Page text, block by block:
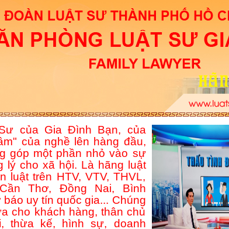
của Gia Đình Bạn, của
của nghề lên hàng đầu,
góp một phần nhỏ vào sự
lý cho xã hội. Là hãng luật
luật trên HTV, VTV, THVL,
Thơ, Đồng Nai, Bình
uy tín quốc gia... Chúng
cho khách hàng, thân chủ
thừa kế, hình sự, doanh